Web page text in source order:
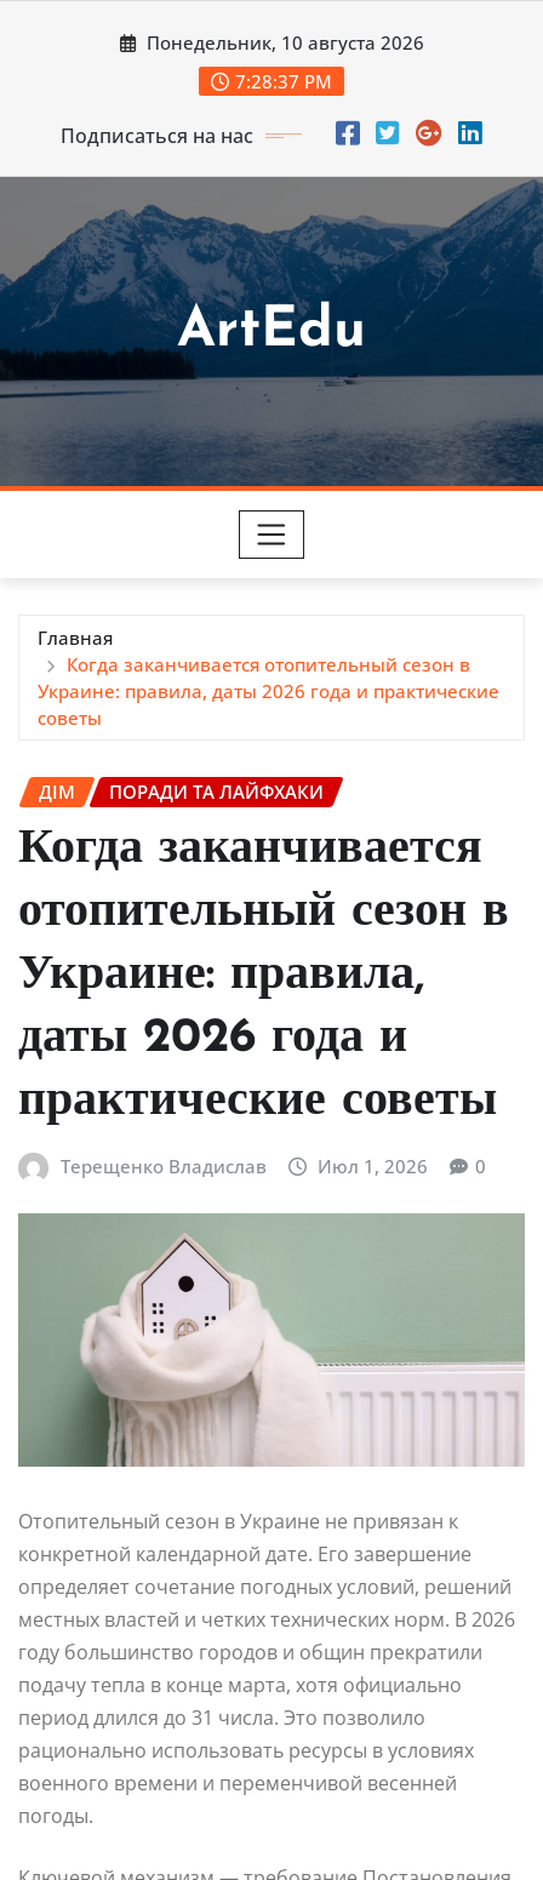
Понедельник, 10 августа 2026
7:28:38 PM
Подписаться на нас
ArtEdu
Главная
Когда заканчивается отопительный сезон в
Украине: правила, даты 2026 года и практические
советы
ДІМ ПОРАДИ ТА ЛАЙФХАКИ
Когда заканчивается
отопительный сезон в
Украине: правила,
даты 2026 года и
практические советы
Терещенко Владислав Июл 1, 2026 0
Отопительный сезон в Украине не привязан к
конкретной календарной дате. Его завершение
определяет сочетание погодных условий, решений
местных властей и четких технических норм. В 2026
году большинство городов и общин прекратили
подачу тепла в конце марта, хотя официально
период длился до 31 числа. Это позволило
рационально использовать ресурсы в условиях
военного времени и переменчивой весенней
погоды.